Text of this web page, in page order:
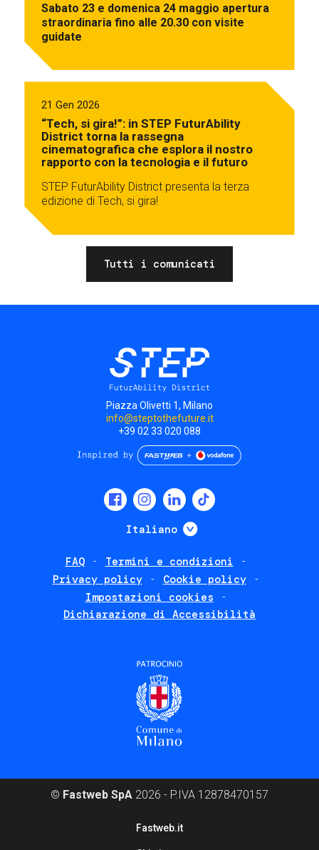
Sabato 23 e domenica 24 maggio apertura
straordinaria fino alle 20.30 con visite
guidate
21 Gen 2026
“Tech, si gira!”: in STEP FuturAbility
District torna la rassegna
cinematografica che esplora il nostro
rapporto con la tecnologia e il futuro
STEP FuturAbility District presenta la terza
edizione di Tech, si gira!
Tutti i comunicati
Piazza Olivetti 1, Milano
info@steptothefuture.it
+39 02 33 020 088
Italiano Mostra ulteriori
FAQ
Termini e condizioni
Privacy policy
Cookie policy
Impostazioni cookies
Dichiarazione di Accessibilità
© Fastweb SpA 2026 - P.IVA 12878470157
Fastweb.it